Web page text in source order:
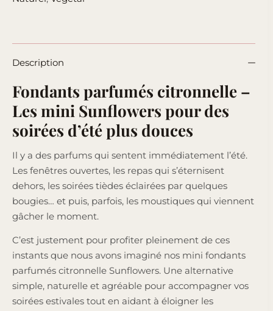
Description
Fondants parfumés citronnelle –
Les mini Sunflowers pour des
soirées d’été plus douces
Il y a des parfums qui sentent immédiatement l’été.
Les fenêtres ouvertes, les repas qui s’éternisent
dehors, les soirées tièdes éclairées par quelques
bougies… et puis, parfois, les moustiques qui viennent
gâcher le moment.
C’est justement pour profiter pleinement de ces
instants que nous avons imaginé nos mini fondants
parfumés citronnelle Sunflowers. Une alternative
simple, naturelle et agréable pour accompagner vos
soirées estivales tout en aidant à éloigner les